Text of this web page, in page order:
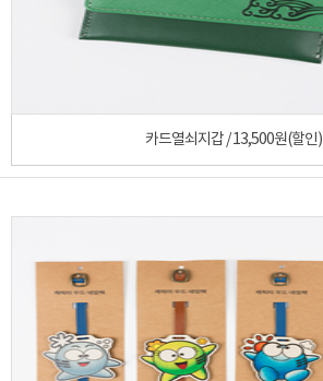
카드열쇠지갑 / 13,500원(할인)